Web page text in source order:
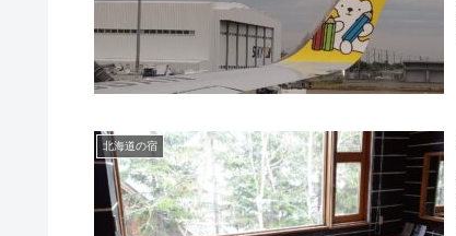
北海道の宿